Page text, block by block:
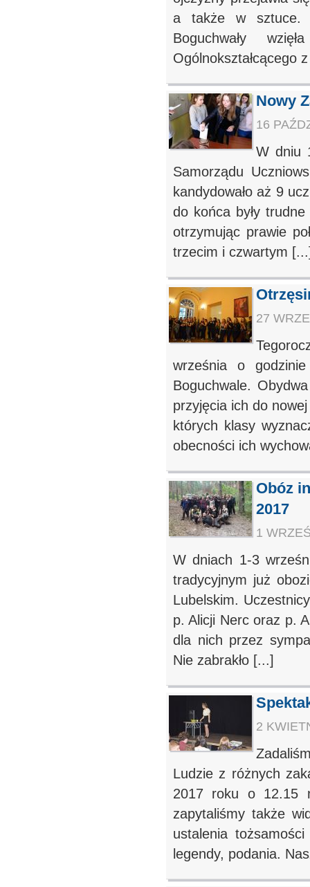
a także w sztuce.
Boguchwały
Ogólnokształcącego
Nowy
16
W dniu
Samorządu
kandydowało aż 9
do końca były
otrzymując prawie
trzecim i czwartym
27
września o
Boguchwale.
przyjęcia ich do nowej
których klasy
obecności ich
Obóz
2017
1
W dniach 1-3
tradycyjnym już
Lubelskim.
p. Alicji Nerc oraz p.
dla nich przez
Nie zabrakło [...]
2
Ludzie z różnych
2017 roku o 12.15
zapytaliśmy także
ustalenia
legendy, podania.